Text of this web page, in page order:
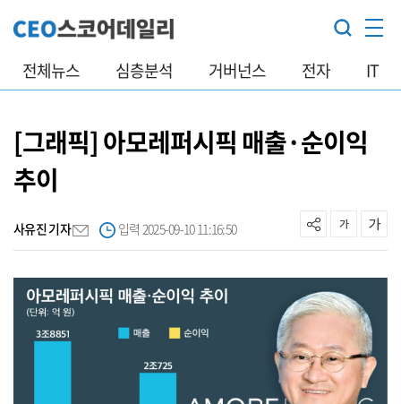
전체뉴스 심층분석 거버넌스 전자 IT
[그래픽] 아모레퍼시픽 매출·순이익
추이
사유진 기자 입력 2025-09-10 11:16:50